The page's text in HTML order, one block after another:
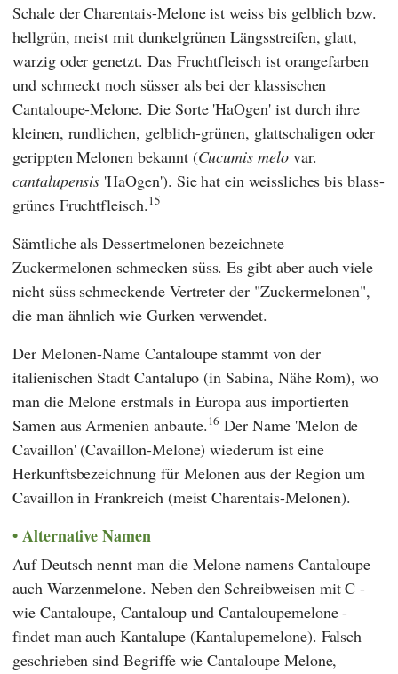
Schale der Charentais-Melone ist weiss bis gelblich bzw.
hellgrün, meist mit dunkelgrünen Längsstreifen, glatt,
warzig oder genetzt. Das Fruchtfleisch ist orangefarben
und schmeckt noch süsser als bei der klassischen
Cantaloupe-Melone. Die Sorte 'HaOgen' ist durch ihre
kleinen, rundlichen, gelblich-grünen, glattschaligen oder
gerippten Melonen bekannt (Cucumis melo var.
cantalupensis 'HaOgen'). Sie hat ein weissliches bis blass-
grünes Fruchtfleisch.15
Sämtliche als Dessertmelonen bezeichnete
Zuckermelonen schmecken süss. Es gibt aber auch viele
nicht süss schmeckende Vertreter der "Zuckermelonen",
die man ähnlich wie Gurken verwendet.
Der Melonen-Name Cantaloupe stammt von der
italienischen Stadt Cantalupo (in Sabina, Nähe Rom), wo
man die Melone erstmals in Europa aus importierten
Samen aus Armenien anbaute.16 Der Name 'Melon de
Cavaillon' (Cavaillon-Melone) wiederum ist eine
Herkunftsbezeichnung für Melonen aus der Region um
Cavaillon in Frankreich (meist Charentais-Melonen).
Alternative Namen
Auf Deutsch nennt man die Melone namens Cantaloupe
auch Warzenmelone. Neben den Schreibweisen mit C -
wie Cantaloupe, Cantaloup und Cantaloupemelone -
findet man auch Kantalupe (Kantalupemelone). Falsch
geschrieben sind Begriffe wie Cantaloupe Melone,